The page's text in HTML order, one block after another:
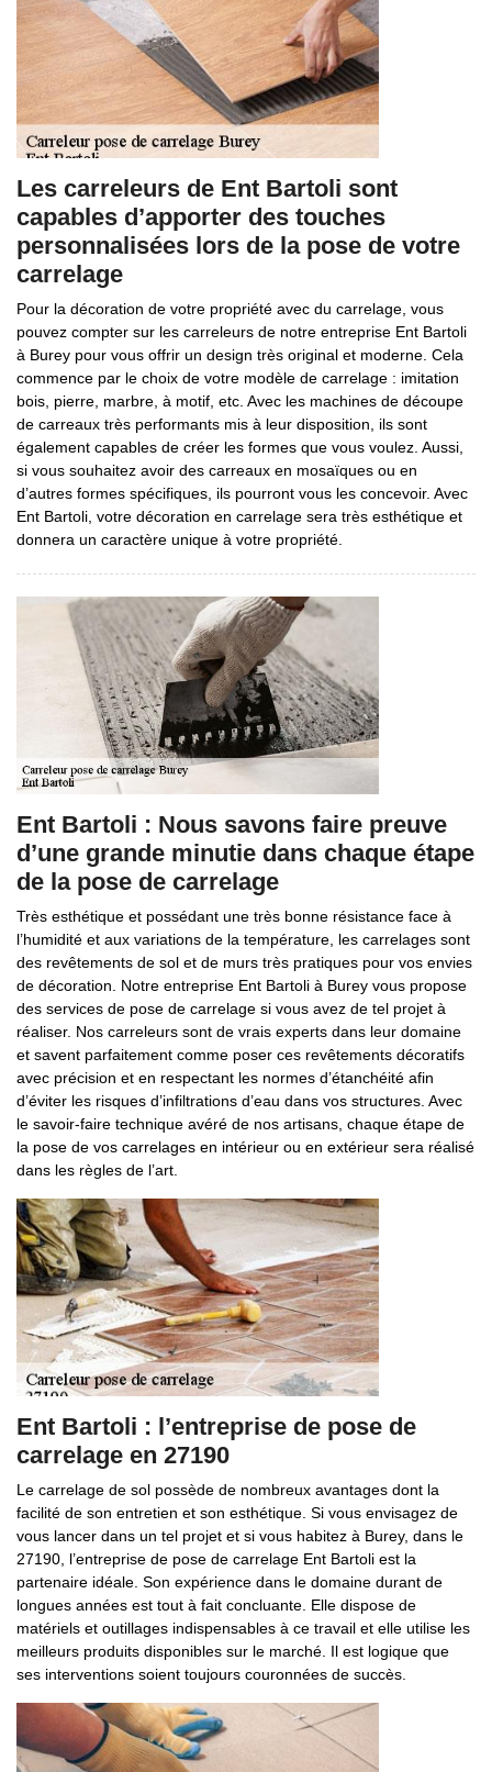
Les carreleurs de Ent Bartoli sont
capables d’apporter des touches
personnalisées lors de la pose de votre
carrelage
Pour la décoration de votre propriété avec du carrelage, vous
pouvez compter sur les carreleurs de notre entreprise Ent Bartoli
à Burey pour vous offrir un design très original et moderne. Cela
commence par le choix de votre modèle de carrelage : imitation
bois, pierre, marbre, à motif, etc. Avec les machines de découpe
de carreaux très performants mis à leur disposition, ils sont
également capables de créer les formes que vous voulez. Aussi,
si vous souhaitez avoir des carreaux en mosaïques ou en
d’autres formes spécifiques, ils pourront vous les concevoir. Avec
Ent Bartoli, votre décoration en carrelage sera très esthétique et
donnera un caractère unique à votre propriété.
Ent Bartoli : Nous savons faire preuve
d’une grande minutie dans chaque étape
de la pose de carrelage
Très esthétique et possédant une très bonne résistance face à
l’humidité et aux variations de la température, les carrelages sont
des revêtements de sol et de murs très pratiques pour vos envies
de décoration. Notre entreprise Ent Bartoli à Burey vous propose
des services de pose de carrelage si vous avez de tel projet à
réaliser. Nos carreleurs sont de vrais experts dans leur domaine
et savent parfaitement comme poser ces revêtements décoratifs
avec précision et en respectant les normes d’étanchéité afin
d’éviter les risques d’infiltrations d’eau dans vos structures. Avec
le savoir-faire technique avéré de nos artisans, chaque étape de
la pose de vos carrelages en intérieur ou en extérieur sera réalisé
dans les règles de l’art.
Ent Bartoli : l’entreprise de pose de
carrelage en 27190
Le carrelage de sol possède de nombreux avantages dont la
facilité de son entretien et son esthétique. Si vous envisagez de
vous lancer dans un tel projet et si vous habitez à Burey, dans le
27190, l’entreprise de pose de carrelage Ent Bartoli est la
partenaire idéale. Son expérience dans le domaine durant de
longues années est tout à fait concluante. Elle dispose de
matériels et outillages indispensables à ce travail et elle utilise les
meilleurs produits disponibles sur le marché. Il est logique que
ses interventions soient toujours couronnées de succès.